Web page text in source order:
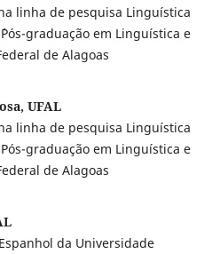
linha de pesquisa Linguística
graduação em Linguística e
de Alagoas
UFAL
linha de pesquisa Linguística
graduação em Linguística e
de Alagoas
da Universidade